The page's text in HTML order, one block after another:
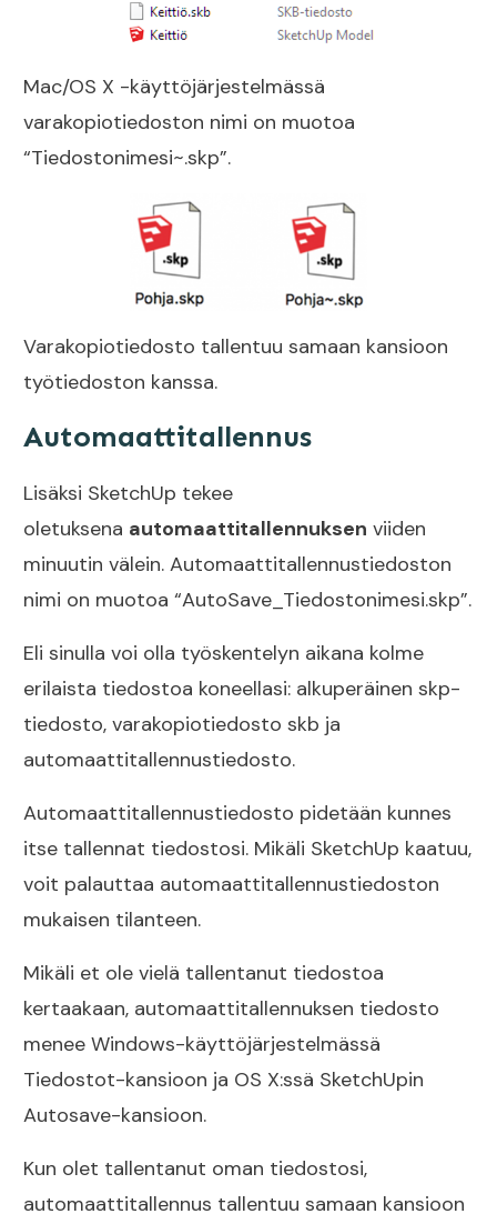
Mac/OS X -käyttöjärjestelmässä
varakopiotiedoston nimi on muotoa
“Tiedostonimesi~.skp”.
Varakopiotiedosto tallentuu samaan kansioon
työtiedoston kanssa.
Automaattitallennus
Lisäksi SketchUp tekee
oletuksena automaattitallennuksen viiden
minuutin välein. Automaattitallennustiedoston
nimi on muotoa “AutoSave_Tiedostonimesi.skp”.
Eli sinulla voi olla työskentelyn aikana kolme
erilaista tiedostoa koneellasi: alkuperäinen skp-
tiedosto, varakopiotiedosto skb ja
automaattitallennustiedosto.
Automaattitallennustiedosto pidetään kunnes
itse tallennat tiedostosi. Mikäli SketchUp kaatuu,
voit palauttaa automaattitallennustiedoston
mukaisen tilanteen.
Mikäli et ole vielä tallentanut tiedostoa
kertaakaan, automaattitallennuksen tiedosto
menee Windows-käyttöjärjestelmässä
Tiedostot-kansioon ja OS X:ssä SketchUpin
Autosave-kansioon.
Kun olet tallentanut oman tiedostosi,
automaattitallennus tallentuu samaan kansioon